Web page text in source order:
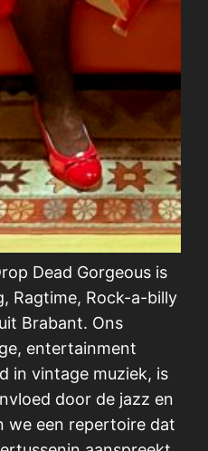
Dead Gorgeous is
Ragtime, Rock-a-billy
Brabant. Ons
entertainment
in vintage muziek, is
door de jazz en
we een repertoire dat